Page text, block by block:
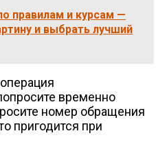
правилам и курсам —
и выбрать лучший
временно
номер обращения
пригодится при